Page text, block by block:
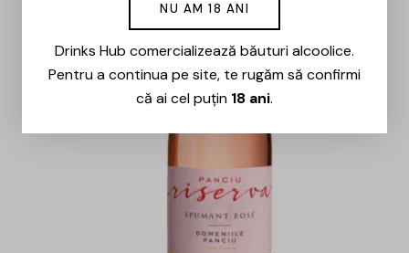
NU AM 18 ANI
Drinks Hub comercializează băuturi alcoolice.
Pentru a continua pe site, te rugăm să confirmi
că ai cel puțin 18 ani.